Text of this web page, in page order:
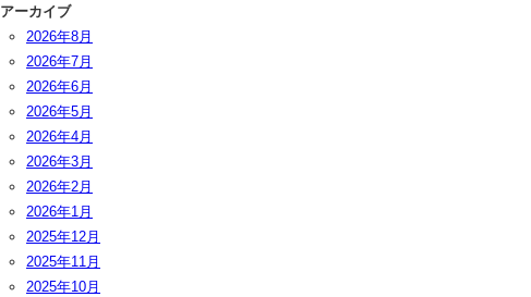
アーカイブ
2026年8月
2026年7月
2026年6月
2026年5月
2026年4月
2026年3月
2026年2月
2026年1月
2025年12月
2025年11月
2025年10月